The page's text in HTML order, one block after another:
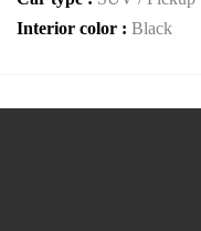
Interior color : Black